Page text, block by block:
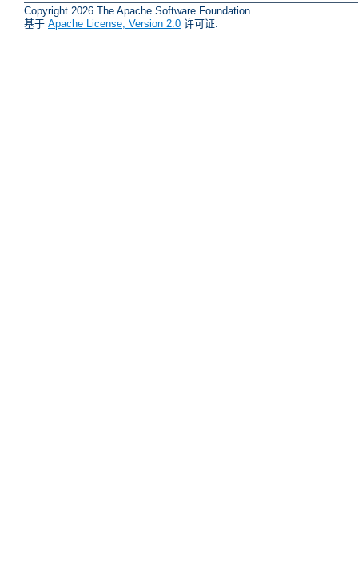
Copyright 2026 The Apache Software Foundation.
基于 Apache License, Version 2.0 许可证.